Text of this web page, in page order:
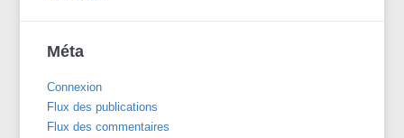
Méta
Connexion
Flux des publications
Flux des commentaires